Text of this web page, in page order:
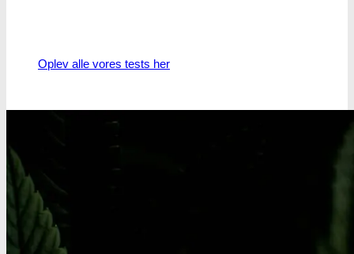
Oplev alle vores tests her